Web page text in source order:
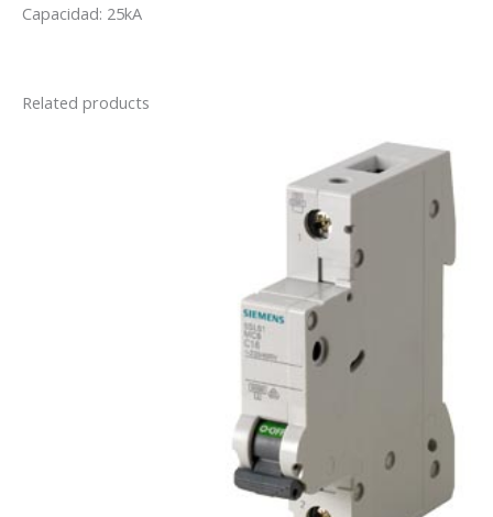
Capacidad: 25kA
Related products